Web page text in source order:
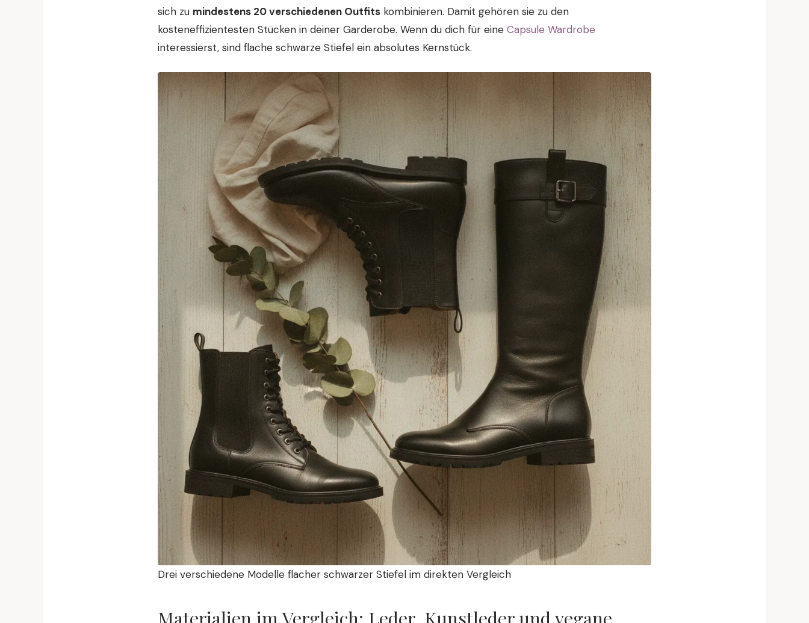
sich zu mindestens 20 verschiedenen Outfits kombinieren. Damit gehören sie zu den
kosteneffizientesten Stücken in deiner Garderobe. Wenn du dich für eine Capsule Wardrobe
interessierst, sind flache schwarze Stiefel ein absolutes Kernstück.
Drei verschiedene Modelle flacher schwarzer Stiefel im direkten Vergleich
Materialien im Vergleich: Leder, Kunstleder und vegane